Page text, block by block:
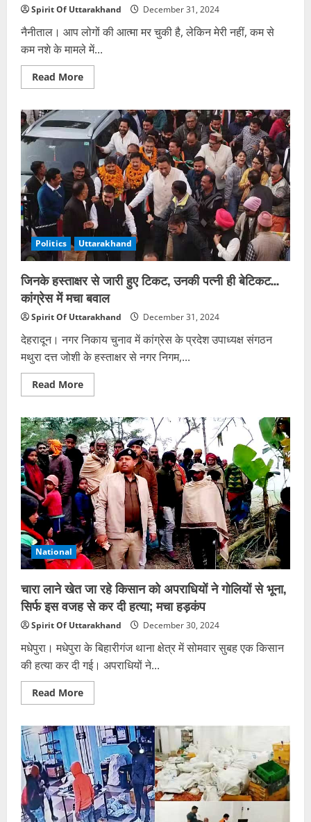
Spirit Of Uttarakhand December 31, 2024
नैनीताल। आप लोगों की आत्मा मर चुकी है, लेकिन मेरी नहीं, कम से
कम नशे के मामले में...
Read MoreRead
more
में
भड़के
पुलिस
कप्तान:
कहा-
आप
लोगों
की
आत्मा
मर
चुकी
है,
लेकिन
मेरी
नहीं…
तुम
तमाशा
देख
रहे
हो
Politics Uttarakhand
जिनके हस्ताक्षर से जारी हुए टिकट, उनकी पत्नी ही बेटिकट…
कांग्रेस में मचा बवाल
Spirit Of Uttarakhand December 31, 2024
देहरादून। नगर निकाय चुनाव में कांग्रेस के प्रदेश उपाध्यक्ष संगठन
मथुरा दत्त जोशी के हस्ताक्षर से नगर निगम,...
Read MoreRead
more
हस्ताक्षर
से
जारी
हुए
टिकट,
उनकी
पत्नी
ही
बेटिकट…
कांग्रेस
में
मचा
बवाल
National
चारा लाने खेत जा रहे किसान को अपराधियों ने गोलियों से भूना,
सिर्फ इस वजह से कर दी हत्या; मचा हड़कंप
Spirit Of Uttarakhand December 30, 2024
मधेपुरा। मधेपुरा के बिहारीगंज थाना क्षेत्र में सोमवार सुबह एक किसान
की हत्या कर दी गई। अपराधियों ने...
Read MoreRead
more
लाने
खेत
जा
रहे
किसान
को
अपराधियों
ने
गोलियों
से